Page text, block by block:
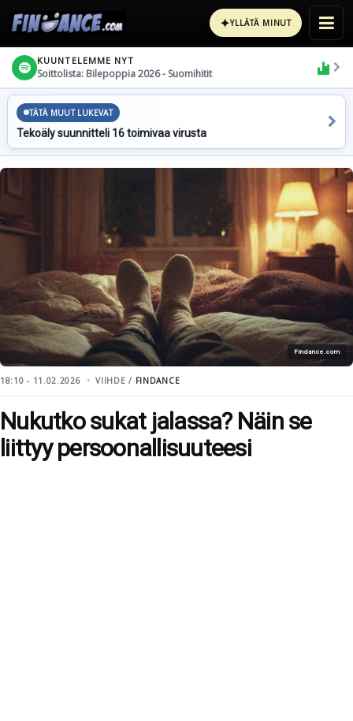
✦YLLÄTÄ MINUT
KUUNTELEMME NYT
Soittolista: Bilepoppia 2026 - Suomihitit
TÄTÄ MUUT LUKEVAT
Tekoäly suunnitteli 16 toimivaa virusta
Findance.com
18:10 - 11.02.2026 VIIHDE / FINDANCE
Nukutko sukat jalassa? Näin se
liittyy persoonallisuuteesi